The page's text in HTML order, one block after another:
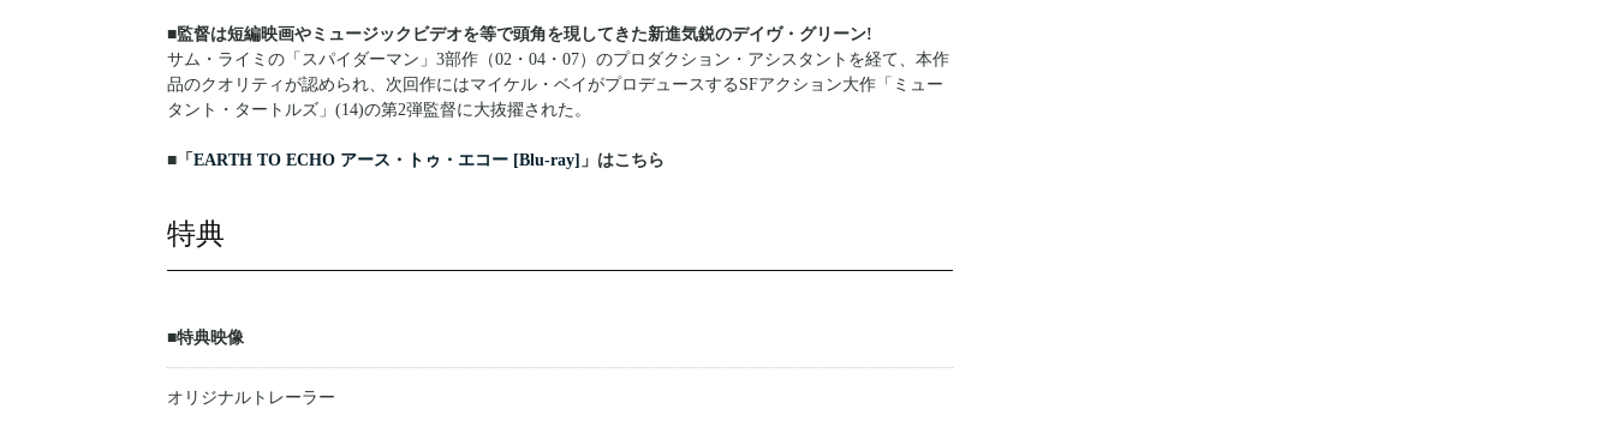
■監督は短編映画やミュージックビデオを等で頭角を現してきた新進気鋭のデイヴ・グリーン!
サム・ライミの「スパイダーマン」3部作（02・04・07）のプロダクション・アシスタントを経て、本作
品のクオリティが認められ、次回作にはマイケル・ベイがプロデュースするSFアクション大作「ミュー
タント・タートルズ」(14)の第2弾監督に大抜擢された。
■「EARTH TO ECHO アース・トゥ・エコー [Blu-ray] 」はこちら
特典
■特典映像
オリジナルトレーラー